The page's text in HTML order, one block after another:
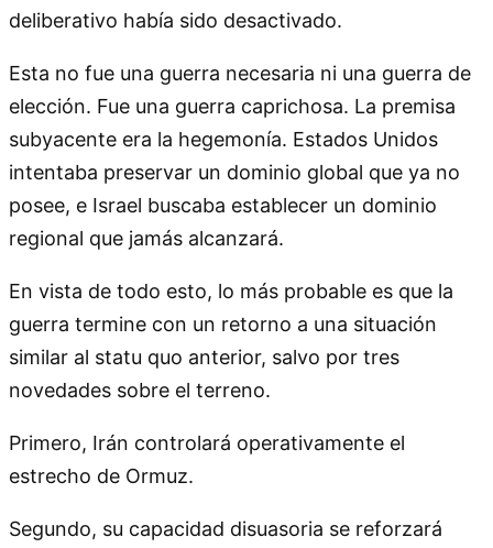
deliberativo había sido desactivado.
Esta no fue una guerra necesaria ni una guerra de
elección. Fue una guerra caprichosa. La premisa
subyacente era la hegemonía. Estados Unidos
intentaba preservar un dominio global que ya no
posee, e Israel buscaba establecer un dominio
regional que jamás alcanzará.
En vista de todo esto, lo más probable es que la
guerra termine con un retorno a una situación
similar al statu quo anterior, salvo por tres
novedades sobre el terreno.
Primero, Irán controlará operativamente el
estrecho de Ormuz.
Segundo, su capacidad disuasoria se reforzará